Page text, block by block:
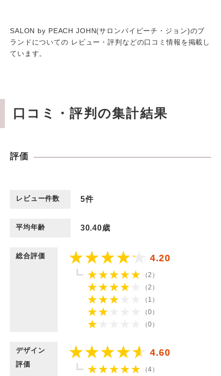
SALON by PEACH JOHN(サロンバイピーチ・ジョン)のブ
ランドについての レビュー・評判などの口コミ情報を掲載し
ています。
口コミ・評判の集計結果
評価
レビュー件数 5件
平均年齢 30.40歳
総合評価 4.20
（2）
（2）
（1）
（0）
（0）
デザイン
評価
4.60
（4）